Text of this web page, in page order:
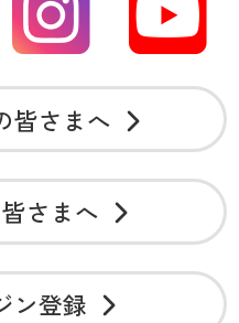
皆さまへ
さまへ
ン登録